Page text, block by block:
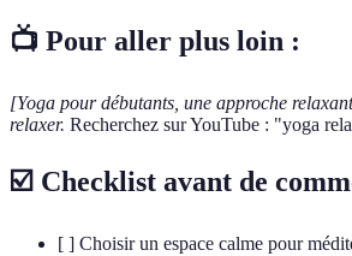
📺 Pour aller plus loin :
[Yoga pour débutants, une approche
relaxer. Recherchez sur YouTube : "yoga
☑️ Checklist avant de
[ ] Choisir un espace calme pour